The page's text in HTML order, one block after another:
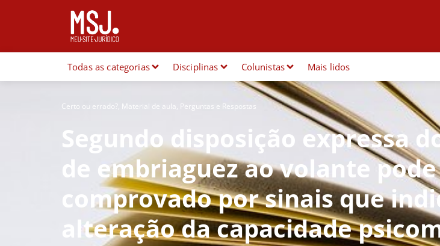
Todas as categorias Disciplinas Colunistas Mais lidos
Certo ou errado?, Material de aula , Perguntas e Respostas
Segundo disposição expressa
de embriaguez ao volante
comprovado por sinais que
alteração da capacidade